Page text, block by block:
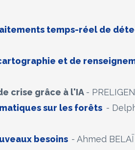
temps-réel de
et de
crise grâce à l'IA -
sur les forêts -
besoins - Ahmed